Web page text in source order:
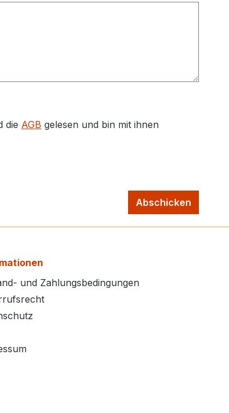
die AGB gelesen und bin mit ihnen
Abschicken
und Zahlungsbedingungen